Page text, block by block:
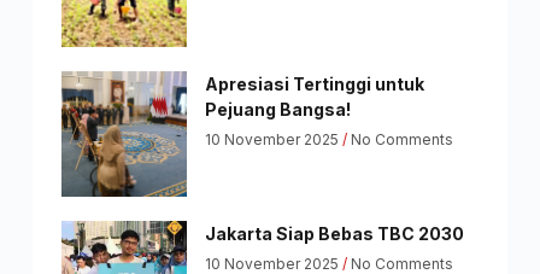
Apresiasi Tertinggi untuk
Pejuang Bangsa!
10 November 2025 No Comments
Jakarta Siap Bebas TBC 2030
10 November 2025 No Comments